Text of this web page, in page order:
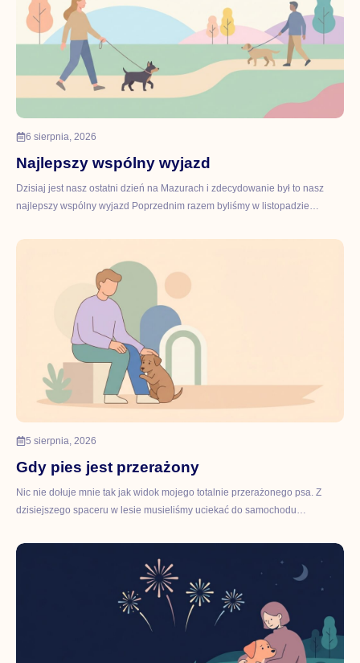
6 sierpnia, 2026
Najlepszy wspólny wyjazd
Dzisiaj jest nasz ostatni dzień na Mazurach i zdecydowanie był to nasz
najlepszy wspólny wyjazd Poprzednim razem byliśmy w listopadzie…
5 sierpnia, 2026
Gdy pies jest przerażony
Nic nie dołuje mnie tak jak widok mojego totalnie przerażonego psa. Z
dzisiejszego spaceru w lesie musieliśmy uciekać do samochodu…